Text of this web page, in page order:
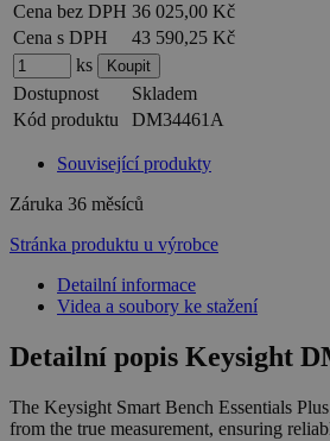
Cena bez DPH 36 025,00 Kč
Cena s DPH
43 590,25 Kč
ks
Dostupnost
Skladem
Kód produktu
DM34461A
Související produkty
Záruka 36 měsíců
Stránka produktu u výrobce
Detailní informace
Videa a soubory ke stažení
Detailní popis Keysight
The Keysight Smart Bench Essentials
from the true measurement, ensuring